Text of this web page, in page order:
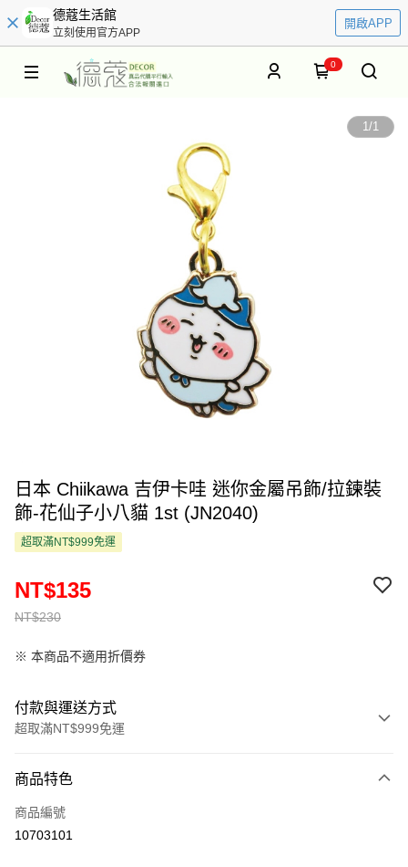
德蔻生活館
立刻使用官方APP
開啟APP
0
1/1
日本 Chiikawa 吉伊卡哇 迷你金屬吊飾/拉鍊裝
飾-花仙子小八貓 1st (JN2040)
超取滿NT$999免運
NT$230
NT$135
※ 本商品不適用折價券
付款與運送方式
超取滿NT$999免運
信用卡一次付款
超商取貨付款
商品特色
商品編號
10703101